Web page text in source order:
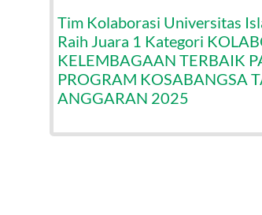
Tim Kolaborasi Universitas
Raih Juara 1 Kategori
KELEMBAGAAN TERBAIK
PROGRAM KOSABANGSA
ANGGARAN 2025